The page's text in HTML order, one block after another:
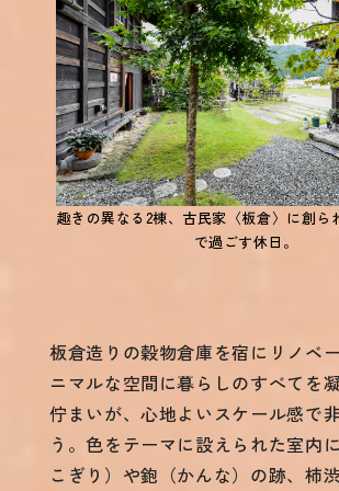
趣きの異なる2棟、古民家〈板倉〉に創ら
で過ごす休日。
板倉造りの穀物倉庫を宿にリノベ
ニマルな空間に暮らしのすべてを
佇まいが、心地よいスケール感で
う。色をテーマに設えられた室内
こぎり）や鉋（かんな）の跡、柿